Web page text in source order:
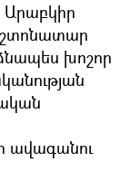
խոշոր
ավագանու